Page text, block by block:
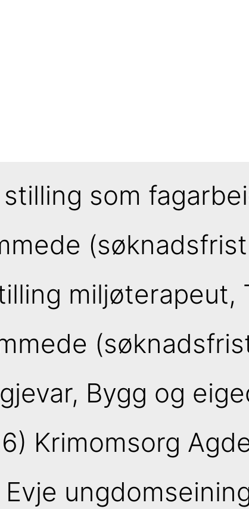
stilling som
miljøterapeut,
Bygg og
Krimomsorg